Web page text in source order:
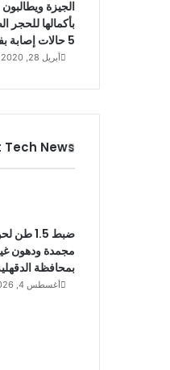
الجيزة
بأكمالها للحجر
5 حالات إصابة بفيروس كورونا
أبريل 28, 2020
Tech News
ضبط 1.5 طن
مجمدة ودهون
بمحافظة
أغسطس 4, 2026